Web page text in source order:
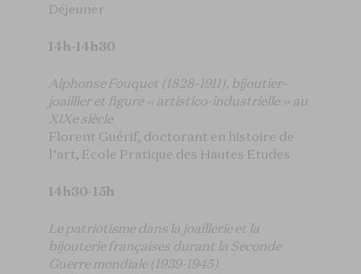
Déjeuner
14h-14h30
Alphonse Fouquet (1828-1911), bijoutier-
joaillier et figure « artistico-industrielle » au
XIXe siècle
Florent Guérif, doctorant en histoire de
l’art, Ecole Pratique des Hautes Etudes
14h30-15h
Le patriotisme dans la joaillerie et la
bijouterie françaises durant la Seconde
Guerre mondiale (1939-1945)